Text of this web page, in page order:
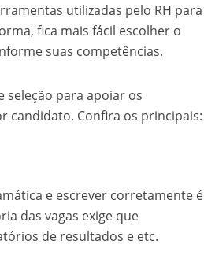
utilizadas pelo RH para
fica mais fácil escolher o
suas competências.
para apoiar os
candidato. Confira os principais:
e escrever corretamente é
das vagas exige que
de resultados e etc.